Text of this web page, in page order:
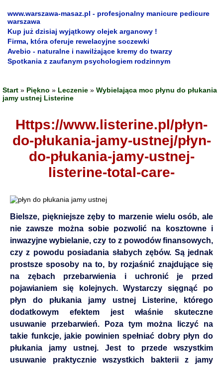
www.warszawa-masaz.pl - profesjonalny manicure pedicure
warszawa
Kup już dzisiaj wyjątkowy olejek arganowy !
Firma, która oferuje rewelacyjne soczewki
Avebio - naturalne i nawilżające kremy do twarzy
Spotkania z zaufanym psychologiem rodzinnym
Start » Piękno » Leczenie » Wybielająca moc płynu do płukania
jamy ustnej Listerine
https://www.listerine.pl/płyn-
do-płukania-jamy-ustnej/płyn-
do-płukania-jamy-ustnej-
listerine-total-care-
Bielsze, piękniejsze zęby to marzenie wielu osób, ale
nie zawsze można sobie pozwolić na kosztowne i
inwazyjne wybielanie, czy to z powodów finansowych,
czy z powodu posiadania słabych zębów. Są jednak
prostsze sposoby na to, by rozjaśnić znajdujące się
na zębach przebarwienia i uchronić je przed
pojawianiem się kolejnych. Wystarczy sięgnąć po
płyn do płukania jamy ustnej Listerine, którego
dodatkowym efektem jest właśnie skuteczne
usuwanie przebarwień. Poza tym można liczyć na
takie funkcje, jakie powinien spełniać dobry płyn do
płukania jamy ustnej. Jest to przede wszystkim
usuwanie praktycznie wszystkich bakterii z jamy